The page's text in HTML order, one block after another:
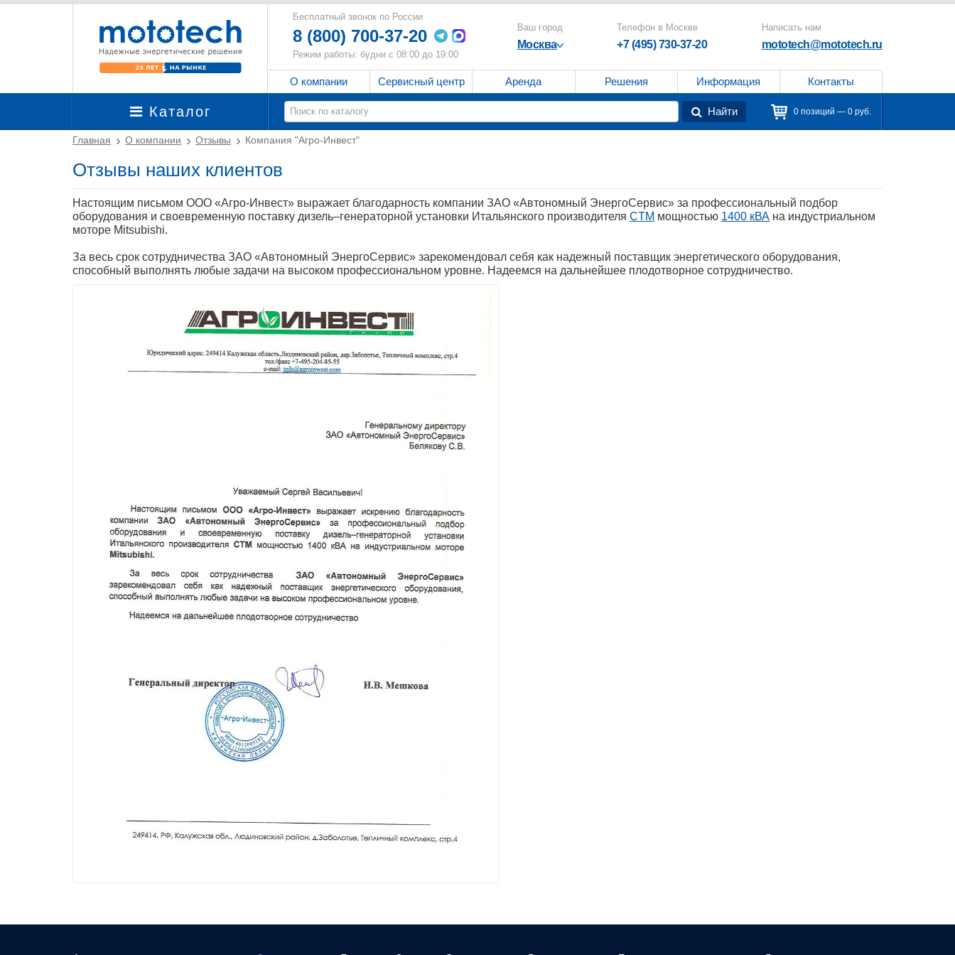
Бесплатный звонок по России
8 (800) 700-37-20
Режим работы: будни с 08:00 до 19:00
Ваш город
Москва
Телефон в Москве
+7 (495) 730-37-20
Написать нам
mototech@mototech.ru
О компании Сервисный центр Аренда Решения Информация Контакты
Каталог Найти 0 позиций — 0 руб.
Главная О компании Отзывы Компания "Агро-Инвест"
Отзывы наших клиентов
Настоящим письмом ООО «Агро-Инвест» выражает благодарность компании ЗАО «Автономный ЭнергоСервис» за профессиональный подбор
оборудования и своевременную поставку дизель–генераторной установки Итальянского производителя CTM мощностью 1400 кВА на индустриальном
моторе Mitsubishi.
За весь срок сотрудничества ЗАО «Автономный ЭнергоСервис» зарекомендовал себя как надежный поставщик энергетического оборудования,
способный выполнять любые задачи на высоком профессиональном уровне. Надеемся на дальнейшее плодотворное сотрудничество.